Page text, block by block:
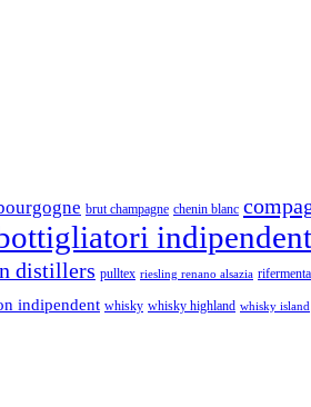
brut champagne chenin blanc
distillers pulltex riesling renano alsazia
indipendent whisky whisky highland whisky island